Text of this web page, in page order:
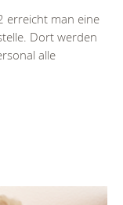
man eine
Dort werden
alle